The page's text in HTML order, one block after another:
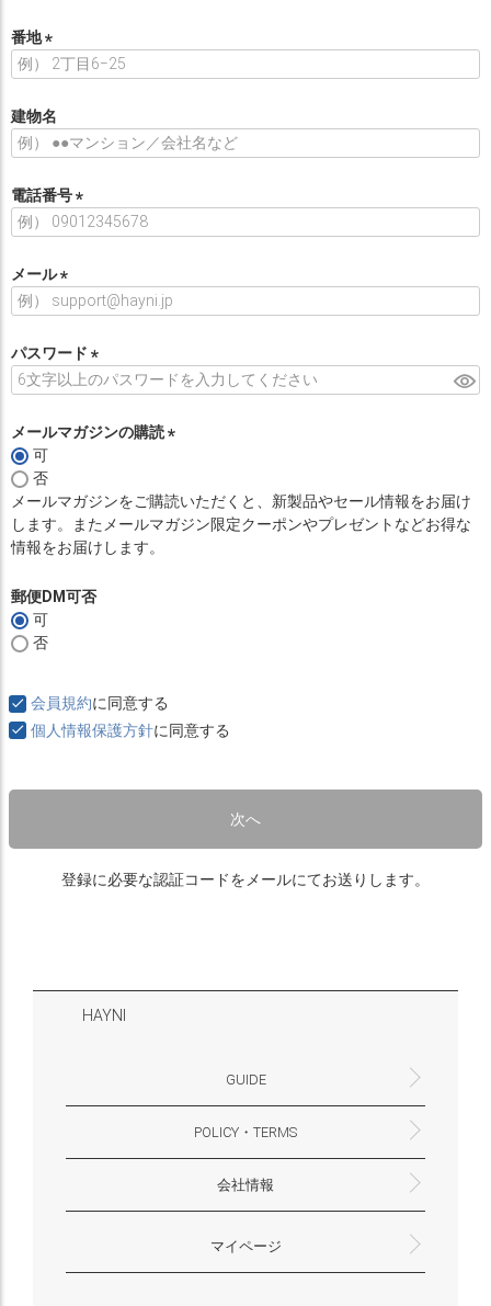
)
番地
須
)
建物名
電話番号
(
)
メール
(
須
)
パスワード
(
須
メールマガジンの購読
須
)
可
否
メールマガジンをご購読いただくと、新製品やセール情報をお届け
します。またメールマガジン限定クーポンやプレゼントなどお得な
情報をお届けします。
郵便DM可否
可
否
会員規約に同意する
個人情報保護方針に同意する
次へ
登録に必要な認証コードをメールにてお送りします。
HAYNI
GUIDE
よくあるご質問・お問合せ
お支払いについて
配送・送料について
ギフトサービスについて
一緒に働く？(HAYNI採用情報サイトへ)
for Foreigners (overseas delivery)
POLICY・TERMS
返品・交換について
プライバシーポリシー
特定商取引法に基づく表示
外部送信ポリシー
会社情報
大阪府大阪市淀川区十八条3-9-35
電話番号：06-6868-9671
※お電話でのお問合せ受付は行っておりません
メール：support@hayni.jp
お問い合わせはこちらからお願いいたします
営業時間：10：00～15：00（金曜日は14：00ま
定休日： 土・日・祝祭日
※土日祝祭日はお休みをいただきます。
メールの返信は翌営業日となりますので、ご了承
マイページ